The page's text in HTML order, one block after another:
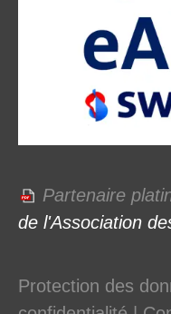
Partenaire
de l'Association
Protection des